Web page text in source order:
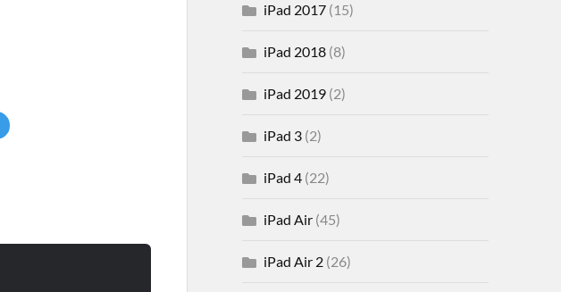
iPad 2017(15)
iPad 2018(8)
iPad 2019(2)
iPad 3(2)
iPad 4(22)
iPad Air(45)
iPad Air 2(26)